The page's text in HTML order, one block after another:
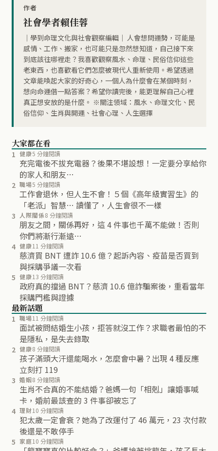
作者
社會學者賴佳蓉
｜學到命理文化與社會觀察編輯｜ 人會想問運勢，可能是
感情、工作、搬家，也可能只是忽然想知道，自己接下來
到底該往哪裡走？我喜歡觀察風水、命理、民俗信仰這些
老東西，也喜歡看它們怎麼被現代人重新使用。希望透過
文章能喚起大家的好奇心，一個人為什麼會在某個時刻，
想向命運借一點答案？希望你讀完後，能更理解自己心裡
真正想安放的是什麼。 ※關注領域：風水、命理文化、民
俗信仰、生肖與開運、社會心理、人生選擇
大家都在看
1 健康5 分鐘閱讀
充完電後不拔充電器？後果不堪設想！一定要分享給你
的家人和朋友…
2 職場5 分鐘閱讀
工作會退休，但人生不會！５個《高年級實習生》的
「老派」智慧… 讀懂了，人生會很不一樣
3 人際關係8 分鐘閱讀
朋友之間，關係再好，這 4 件事也千萬不能做！否則
你們將漸行漸遠…
4 健康11 分鐘閱讀
慈濟買 BNT 遭詐 10.6 億？起訴內容、疫苗是否買到
與採購爭議一次看
5 健康13 分鐘閱讀
政府真的擋過 BNT？慈濟 10.6 億詐騙案後，重看當年
採購門檻與證據
最新話題
1 職場11 分鐘閱讀
面試被問結婚生小孩，拒答就沒工作？求職者最怕的不
是隱私，是失去錄取
2 健康8 分鐘閱讀
孩子滿頭大汗還能喝水，怎麼會中暑？出現 4 種反應
立刻打 119
3 婚姻8 分鐘閱讀
生肖不合真的不能結婚？爸媽一句「相剋」讓婚事喊
卡，婚前最該查的 3 件事卻被忘了
4 理財10 分鐘閱讀
犯太歲一定會衰？她為了改運付了 46 萬元，23 次付款
後還是不敢停手
5 家庭10 分鐘閱讀